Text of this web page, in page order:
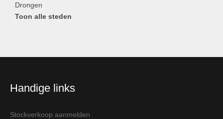
Drongen
Toon alle steden
Handige links
Stockverkoop aanmelden